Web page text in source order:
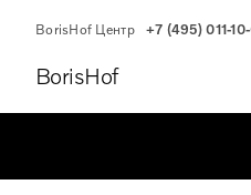
BorisHof Центр +7 (495) 011-
BorisHof